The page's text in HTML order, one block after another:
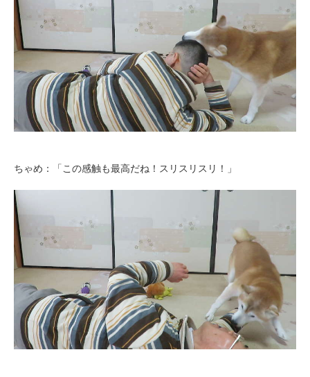
ちゃめ：「この感触も最高だね！スリスリスリ！」